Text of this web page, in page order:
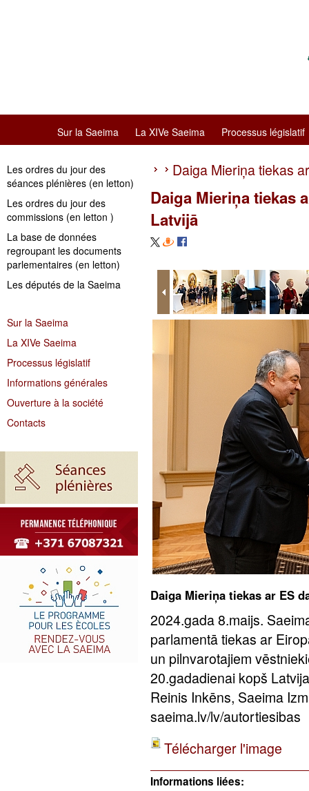
Sur la Saeima La XIVe Saeima Processus législatif
Les ordres du jour des
séances plénières (en letton)
Les ordres du jour des
commissions (en letton )
La base de données
regroupant les documents
parlementaires (en letton)
Les députés de la Saeima
Sur la Saeima
La XIVe Saeima
Processus législatif
Informations générales
Ouverture à la société
Contacts
Daiga Mieriņa tiekas
Daiga Mieriņa tiekas
Latvijā
Daiga Mieriņa tiekas ar ES
2024.gada 8.maijs.
parlamentā tiekas ar
un pilnvarotajiem
20.gadadienai kopš
Reinis Inkēns, Saeima
saeima.lv/lv/autortiesibas
Télécharger l'image
Informations liées: